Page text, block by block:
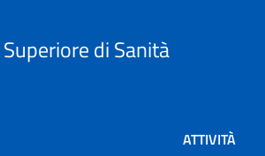
di Sanità
ATTIVITÀ